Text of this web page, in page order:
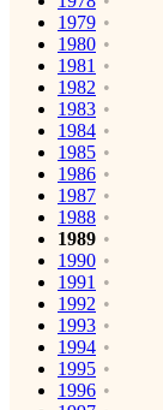
1979
1980
1981
1982
1983
1984
1985
1986
1987
1988
1989
1990
1991
1992
1993
1994
1995
1996